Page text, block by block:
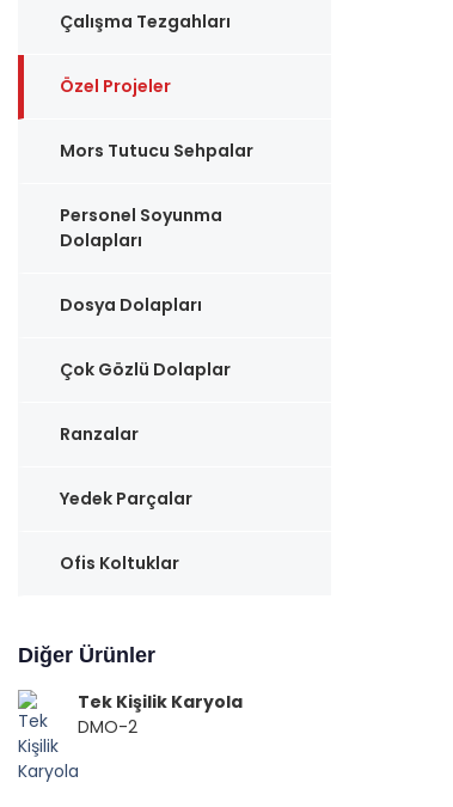
Çalışma Tezgahları
Özel Projeler
Mors Tutucu Sehpalar
Personel Soyunma
Dolapları
Dosya Dolapları
Çok Gözlü Dolaplar
Ranzalar
Yedek Parçalar
Ofis Koltuklar
Diğer Ürünler
Tek Kişilik Karyola
DMO-2